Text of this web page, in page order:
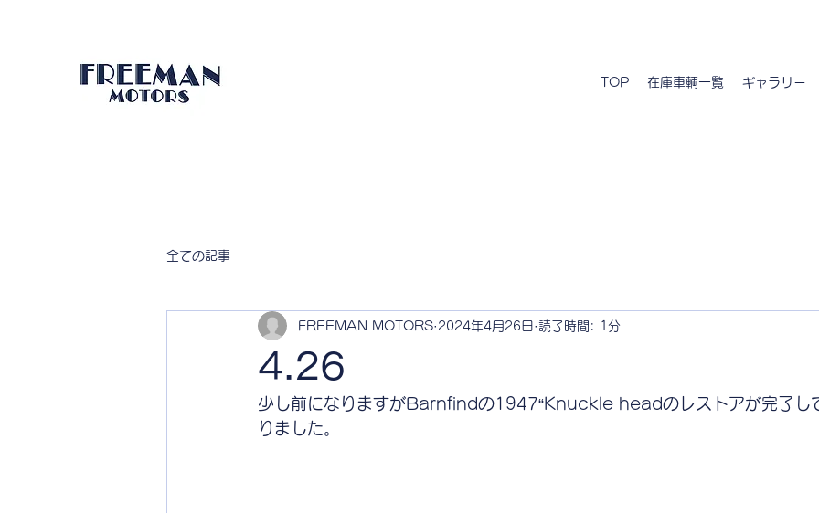
TOP 在庫車輌一覧 ギャラリー
全ての記事
4.26
FREEMAN MOTORS 2024年4月26日 読了時間: 1分
少し前になりますがBarnfindの1947“Knuckle headのレストアが完了し
りました。